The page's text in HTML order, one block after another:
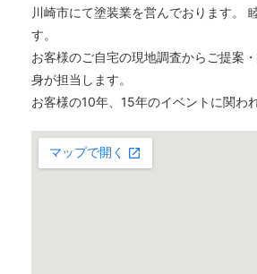
川崎市にて塗装業を営んでおります。
す。
お客様のご自宅の現地調査からご提案
身が担当します。
お客様の10年、15年のイベントに関わ